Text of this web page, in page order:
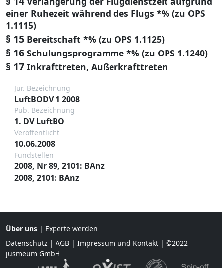
einer Ruhezeit während des Flugs *% (zu OPS
1.1115)
§ 15 Bereitschaft *% (zu OPS 1.1125)
§ 16 Schulungsprogramme *% (zu OPS 1.1240)
§ 17 Inkrafttreten, Außerkrafttreten
Jur. Bezeichnung
LuftBODV 1 2008
Pub. Bezeichnung
1. DV LuftBO
Veröffentlicht
10.06.2008
Fundstellen
2008, Nr 89, 2101: BAnz
2008, 2101: BAnz
Über uns | Experte werden
Datenschutz | AGB | Impressum und Kontakt | ©2022
jusmeum GmbH